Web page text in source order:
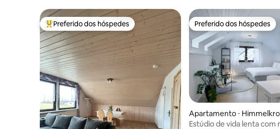
Entre os melhores preferidos dos hóspedes
Preferido dos hóspedes Preferido dos hóspedes
Preferido dos hóspedes
Apartamento ⋅
Estúdio de vida lenta com